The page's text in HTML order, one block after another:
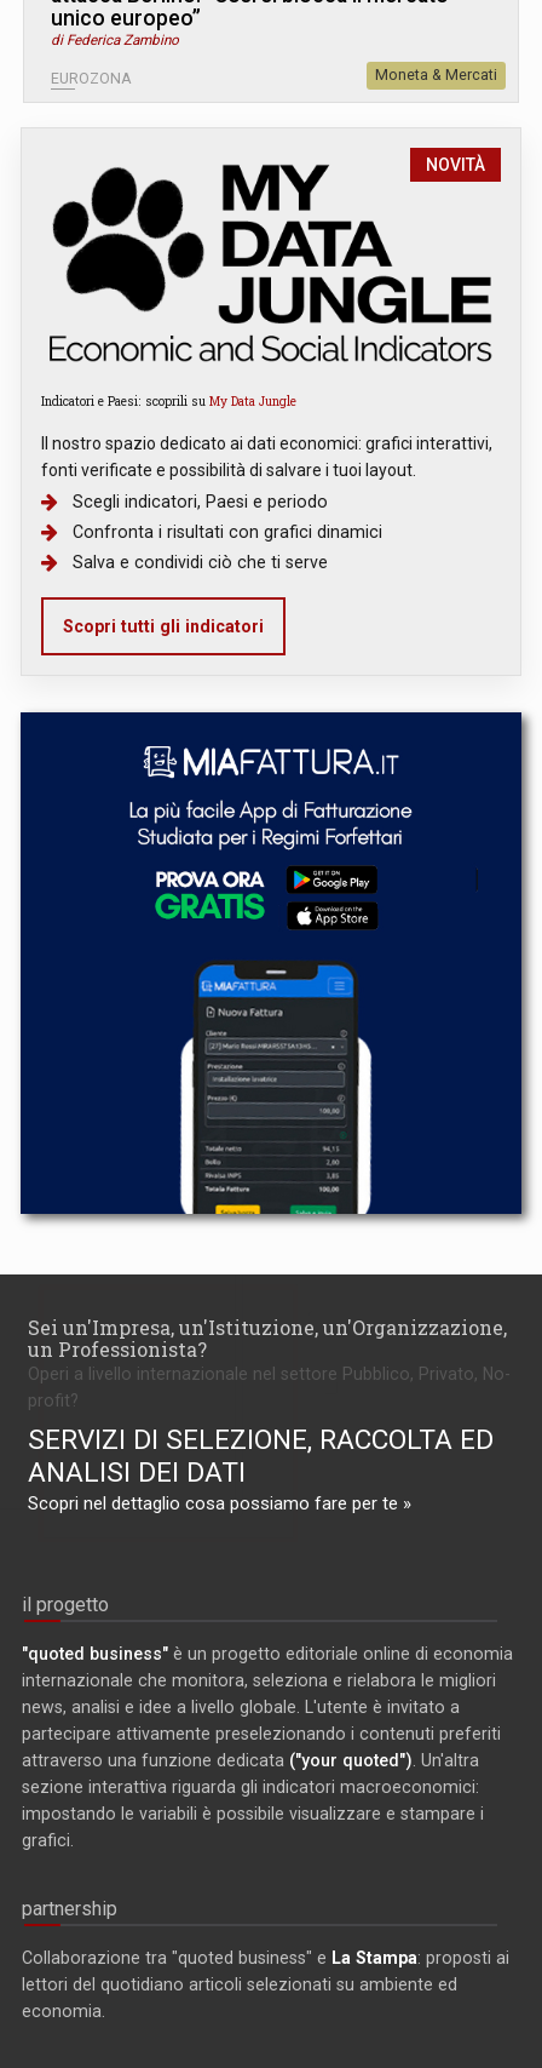
unico europeo”
di Federica Zambino
EUROZONA Moneta & Mercati
NOVITÀ
Indicatori e Paesi: scoprili su My Data Jungle
Il nostro spazio dedicato ai dati economici: grafici interattivi,
fonti verificate e possibilità di salvare i tuoi layout.
Scegli indicatori, Paesi e periodo
Confronta i risultati con grafici dinamici
Salva e condividi ciò che ti serve
Scopri tutti gli indicatori
Sei un'Impresa, un'Istituzione, un'Organizzazione,
un Professionista?
Operi a livello internazionale nel settore Pubblico, Privato, No-
profit?
SERVIZI DI SELEZIONE, RACCOLTA ED
ANALISI DEI DATI
Scopri nel dettaglio cosa possiamo fare per te »
il progetto
"quoted business" è un progetto editoriale online di economia
internazionale che monitora, seleziona e rielabora le migliori
news, analisi e idee a livello globale. L'utente è invitato a
partecipare attivamente preselezionando i contenuti preferiti
attraverso una funzione dedicata ("your quoted") . Un'altra
sezione interattiva riguarda gli indicatori macroeconomici:
impostando le variabili è possibile visualizzare e stampare i
grafici.
partnership
Collaborazione tra "quoted business" e La Stampa: proposti ai
lettori del quotidiano articoli selezionati su ambiente ed
economia.